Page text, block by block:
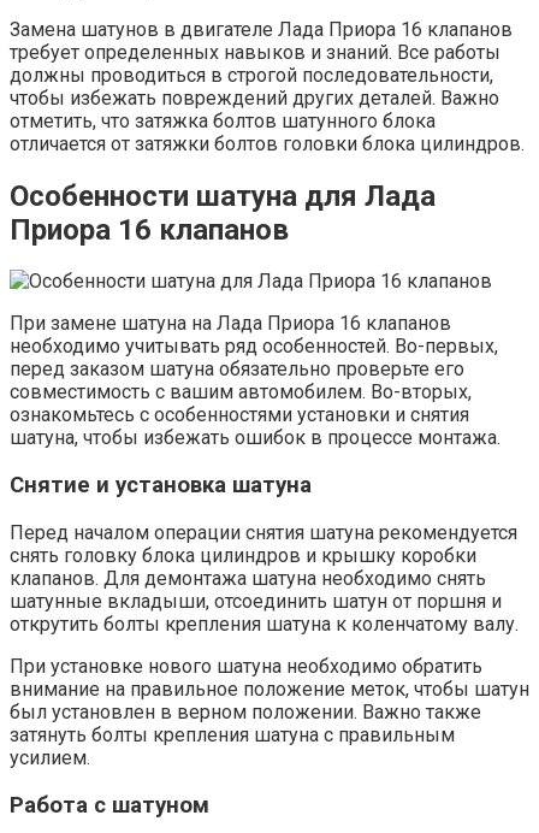
Замена шатунов в двигателе Лада Приора 16 клапанов
требует определенных навыков и знаний. Все работы
должны проводиться в строгой последовательности,
чтобы избежать повреждений других деталей. Важно
отметить, что затяжка болтов шатунного блока
отличается от затяжки болтов головки блока цилиндров.
Особенности шатуна для Лада
Приора 16 клапанов
При замене шатуна на Лада Приора 16 клапанов
необходимо учитывать ряд особенностей. Во-первых,
перед заказом шатуна обязательно проверьте его
совместимость с вашим автомобилем. Во-вторых,
ознакомьтесь с особенностями установки и снятия
шатуна, чтобы избежать ошибок в процессе монтажа.
Снятие и установка шатуна
Перед началом операции снятия шатуна рекомендуется
снять головку блока цилиндров и крышку коробки
клапанов. Для демонтажа шатуна необходимо снять
шатунные вкладыши, отсоединить шатун от поршня и
открутить болты крепления шатуна к коленчатому валу.
При установке нового шатуна необходимо обратить
внимание на правильное положение меток, чтобы шатун
был установлен в верном положении. Важно также
затянуть болты крепления шатуна с правильным
усилием.
Работа с шатуном